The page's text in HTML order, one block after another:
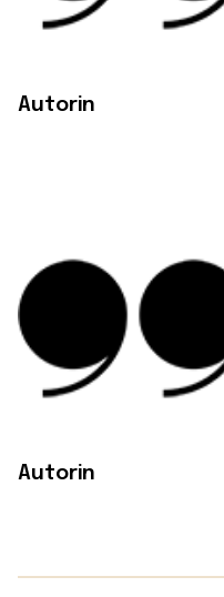
Autorin
Autorin